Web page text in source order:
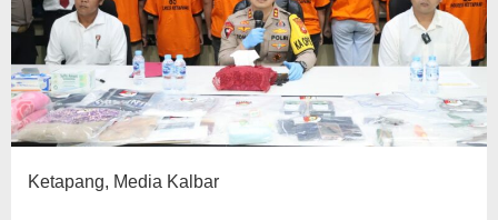
Ketapang, Media Kalbar